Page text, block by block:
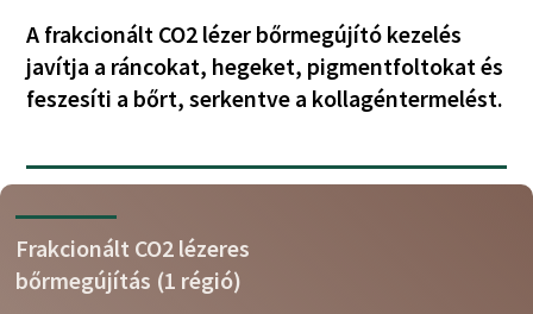
A frakcionált CO2 lézer bőrmegújító kezelés
javítja a ráncokat, hegeket, pigmentfoltokat és
feszesíti a bőrt, serkentve a kollagéntermelést.
Frakcionált CO2 lézeres
bőrmegújítás (1 régió)